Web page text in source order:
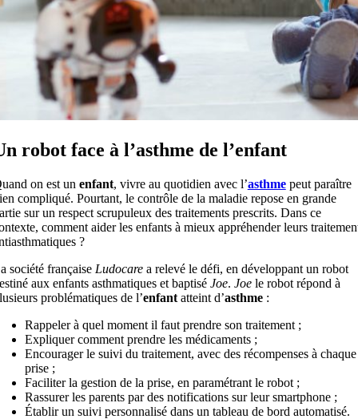
robot face à l’asthme de l’enfant
on est un enfant, vivre au quotidien avec l’asthmepeut paraître
compliqué. Pourtant, le contrôle de la maladie repose en grande
sur un respect scrupuleux des traitements prescrits. Dans ce
comment aider les enfants à mieux appréhender leurs
?
société française Ludocarea relevé le défi, en développant un robot
aux enfants asthmatiques et baptisé Joe. Joele robot répond à
problématiques de l’enfantatteint d’asthme:
Rappeler à quel moment il faut prendre son traitement ;
Expliquer comment prendre les médicaments ;
Encourager le suivi du traitement, avec des récompenses à chaque
prise ;
Faciliter la gestion de la prise, en paramétrant le robot ;
Rassurer les parents par des notifications sur leur smartphone ;
Établir un suivi personnalisé dans un tableau de bord automatisé.